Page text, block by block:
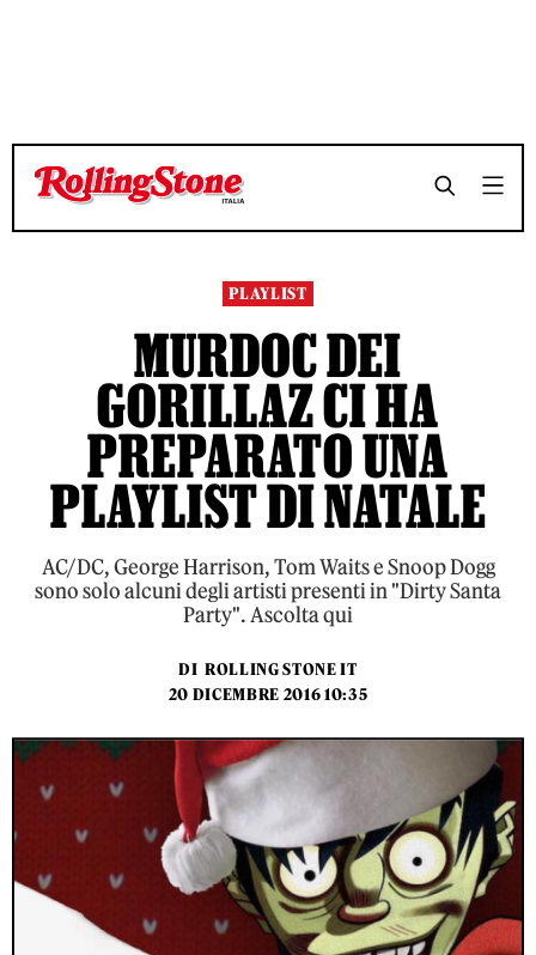
TEMPO DI LETTURA 3 MINUTI SHARE
TEMPO DI LETTURA 3 MINUTI SHARE
PLAYLIST
MURDOC DEI
GORILLAZ CI HA
PREPARATO UNA
PLAYLIST DI NATALE
AC/DC, George Harrison, Tom Waits e Snoop Dogg
sono solo alcuni degli artisti presenti in "Dirty Santa
Party". Ascolta qui
DI ROLLING STONE IT
20 DICEMBRE 2016 10:35